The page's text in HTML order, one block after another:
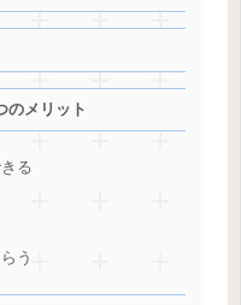
のメリット
る
う